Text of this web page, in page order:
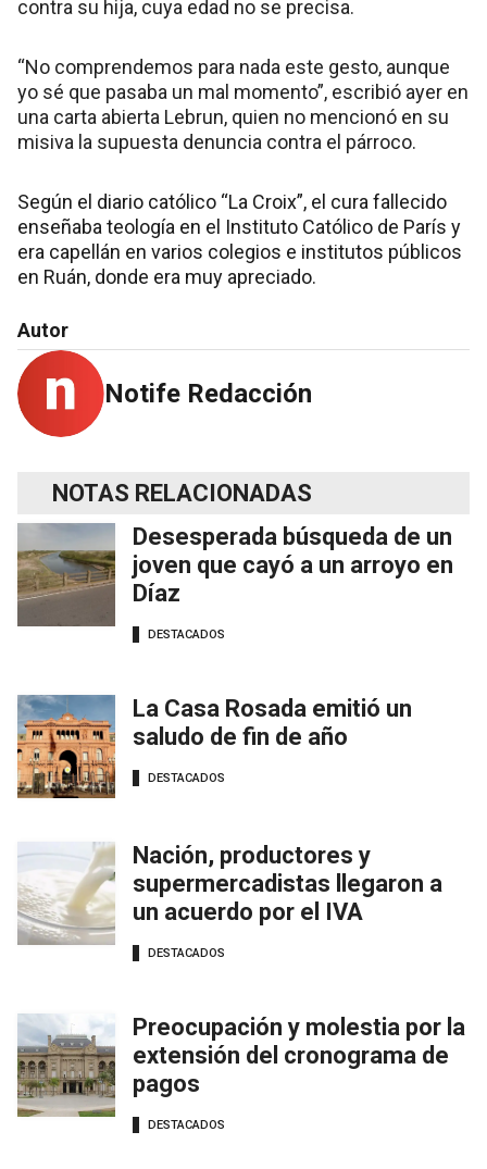
contra su hija, cuya edad no se precisa.
“No comprendemos para nada este gesto, aunque
yo sé que pasaba un mal momento”, escribió ayer en
una carta abierta Lebrun, quien no mencionó en su
misiva la supuesta denuncia contra el párroco.
Según el diario católico “La Croix”, el cura fallecido
enseñaba teología en el Instituto Católico de París y
era capellán en varios colegios e institutos públicos
en Ruán, donde era muy apreciado.
Autor
Notife Redacción
NOTAS RELACIONADAS
Desesperada búsqueda de un
joven que cayó a un arroyo en
Díaz
DESTACADOS
La Casa Rosada emitió un
saludo de fin de año
DESTACADOS
Nación, productores y
supermercadistas llegaron a
un acuerdo por el IVA
DESTACADOS
Preocupación y molestia por la
extensión del cronograma de
pagos
DESTACADOS